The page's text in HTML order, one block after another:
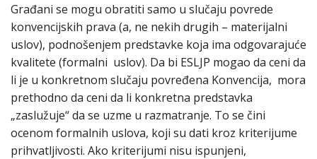
Građani se mogu obratiti samo u slučaju povrede
konvencijskih prava (a, ne nekih drugih – materijalni
uslov), podnošenjem predstavke koja ima odgovarajuće
kvalitete (formalni uslov). Da bi ESLJP mogao da ceni da
li je u konkretnom slučaju povređena Konvencija, mora
prethodno da ceni da li konkretna predstavka
„zaslužuje“ da se uzme u razmatranje. To se čini
ocenom formalnih uslova, koji su dati kroz kriterijume
prihvatljivosti. Ako kriterijumi nisu ispunjeni,